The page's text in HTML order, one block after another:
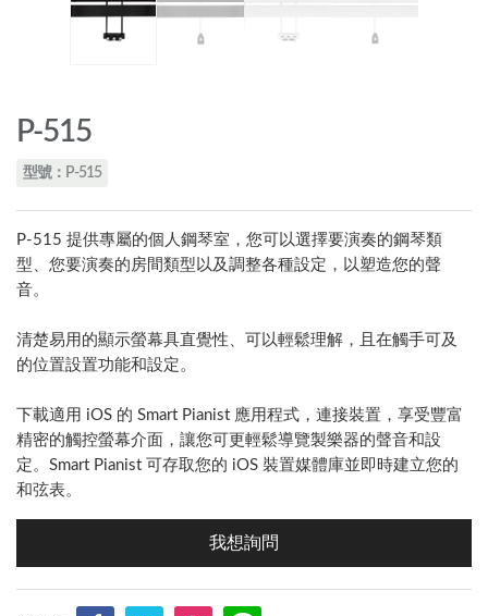
P-515
型號：P-515
P-515 提供專屬的個人鋼琴室，您可以選擇要演奏的鋼琴類
型、您要演奏的房間類型以及調整各種設定，以塑造您的聲
音。
清楚易用的顯示螢幕具直覺性、可以輕鬆理解，且在觸手可及
的位置設置功能和設定。
下載適用 iOS 的 Smart Pianist 應用程式，連接裝置，享受豐富
精密的觸控螢幕介面，讓您可更輕鬆導覽製樂器的聲音和設
定。Smart Pianist 可存取您的 iOS 裝置媒體庫並即時建立您的
和弦表。
我想詢問